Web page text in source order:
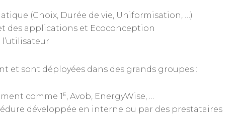
(Choix, Durée de vie, Uniformisation, …)
des applications et Ecoconception
et sont déployées dans des grands groupes :
comme 1 E, Avob, EnergyWise, …
développée en interne ou par des prestataires